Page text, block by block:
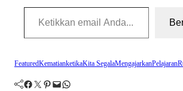
Ketikkan email Anda...
FeaturedKematianketikaKita SegalaMengajarkanPelajaran
Facebook Twitter Pinterest Mail WhatsApp